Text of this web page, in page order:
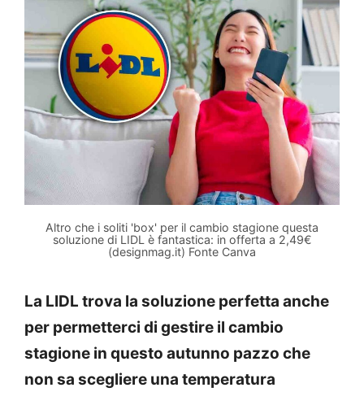
Altro che i soliti 'box' per il cambio stagione questa
soluzione di LIDL è fantastica: in offerta a 2,49€
(designmag.it) Fonte Canva
La LIDL trova la soluzione perfetta anche
per permetterci di gestire il cambio
stagione in questo autunno pazzo che
non sa scegliere una temperatura